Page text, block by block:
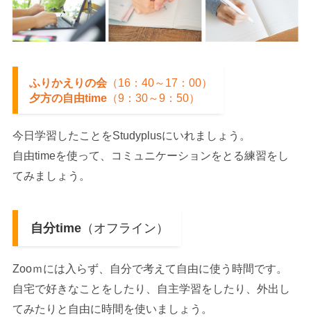
ふりかえりの会 （16：40～17：00）
夕方の自由time （9：30～9：50）
今日学習したことをStudyplusにいれましょう。
自由timeを使って、コミュニケーションをとる練習をし
てみましょう。
自分time（オフライン）
Zooｍには入らず、自分で考えて自由に使う時間です。
自宅で好きなことをしたり、自主学習をしたり、外出し
てみたりと自由に時間を使いましょう。